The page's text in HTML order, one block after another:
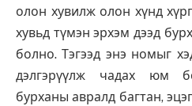
олон хувилж олон хүнд
хувьд түмэн эрхэм дээд
болно. Тэгээд энэ номыг
дэлгэрүүлж чадах юм
бурханы авралд багтан,